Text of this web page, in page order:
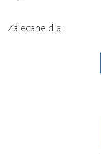
Zalecane dla: